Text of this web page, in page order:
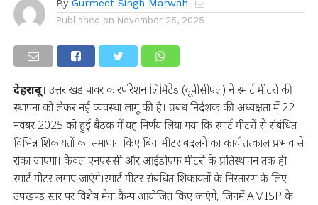
By Gurmeet Singh Marwah
Published on November 25, 2025
देहरादून। उत्तराखंड पावर कारपोरेशन लिमिटेड (यूपीसीएल) ने स्मार्ट मीटरों की
स्थापना को लेकर नई व्यवस्था लागू की है। प्रबंध निदेशक की अध्यक्षता में 22
नवंबर 2025 को हुई बैठक में यह निर्णय लिया गया कि स्मार्ट मीटरों से संबंधित
विभिन्न शिकायतों का समाधान किए बिना मीटर बदलने का कार्य तत्काल प्रभाव से
रोका जाएगा। केवल एनएससी और आईडीएफ मीटरों के प्रतिस्थापन तक ही
स्मार्ट मीटर लगाए जाएंगे।स्मार्ट मीटर संबंधित शिकायतों के निस्तारण के लिए
उपखण्ड स्तर पर विशेष मेगा कैम्प आयोजित किए जाएंगे, जिनमें AMISP के